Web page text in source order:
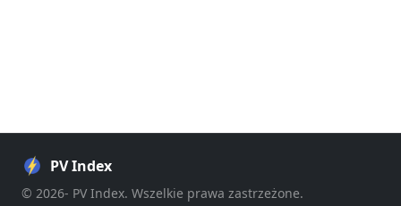
PV Index
© 2026- PV Index. Wszelkie prawa zastrzeżone.